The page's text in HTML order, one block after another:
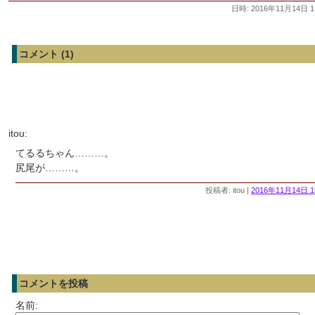
日時: 2016年11月14日
コメント (1)
itou:
てるるちゃん………。
尻尾が………。
投稿者: itou | 2016年11月14日
コメントを投稿
名前: